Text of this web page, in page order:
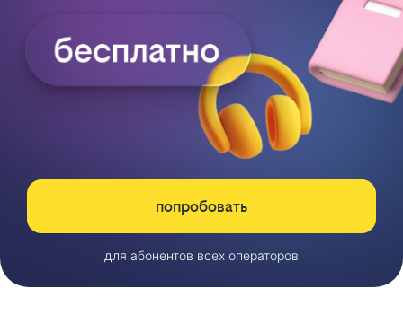
попробовать
для абонентов всех операторов